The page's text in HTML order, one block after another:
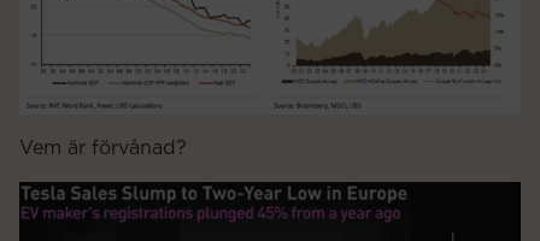
Vem är förvånad?